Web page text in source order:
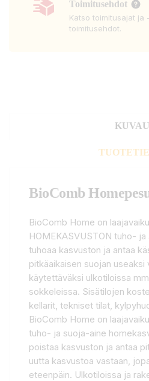
Toimitusehdot
Katso toimitusajat ja
toimitusehdot.
BioComb
BioComb Home on
HOMEKASVUSTON tuho-
tuhoaa kasvuston ja antaa
pitkäaikaisen suojan useaksi
käytettäväksi ulkotiloissa
sokkeleissa. Sisätilojen
kellarit, tekniset tilat,
BioComb Home on
tuho- ja suoja-aine
poistaa kasvuston ja antaa
uutta kasvustoa vastaan,
eteenpäin. Ulkotiloissa ja